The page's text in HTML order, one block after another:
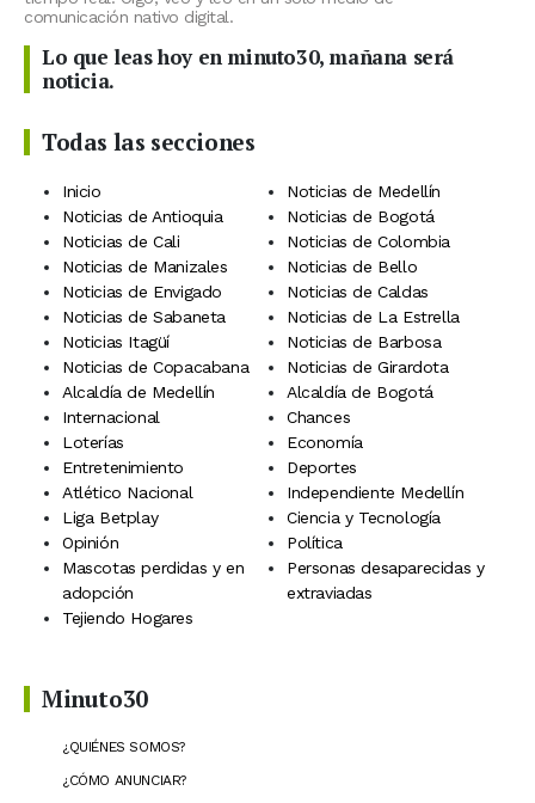
comunicación nativo digital.
Lo que leas hoy en minuto30, mañana será
noticia.
Todas las secciones
Inicio
Noticias de Medellín
Noticias de Antioquia
Noticias de Bogotá
Noticias de Cali
Noticias de Colombia
Noticias de Manizales
Noticias de Bello
Noticias de Envigado
Noticias de Caldas
Noticias de Sabaneta
Noticias de La Estrella
Noticias Itagüí
Noticias de Barbosa
Noticias de Copacabana
Noticias de Girardota
Alcaldía de Medellín
Alcaldía de Bogotá
Internacional
Chances
Loterías
Economía
Entretenimiento
Deportes
Atlético Nacional
Independiente Medellín
Liga Betplay
Ciencia y Tecnología
Opinión
Política
Mascotas perdidas y en
adopción
Personas desaparecidas y
extraviadas
Tejiendo Hogares
Minuto30
¿QUIÉNES SOMOS?
¿CÓMO ANUNCIAR?